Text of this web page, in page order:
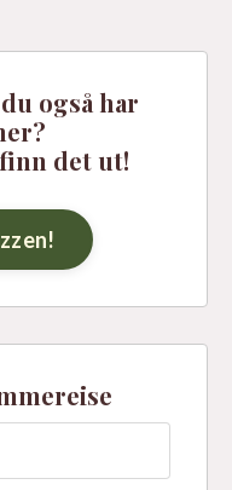
også har
det ut!